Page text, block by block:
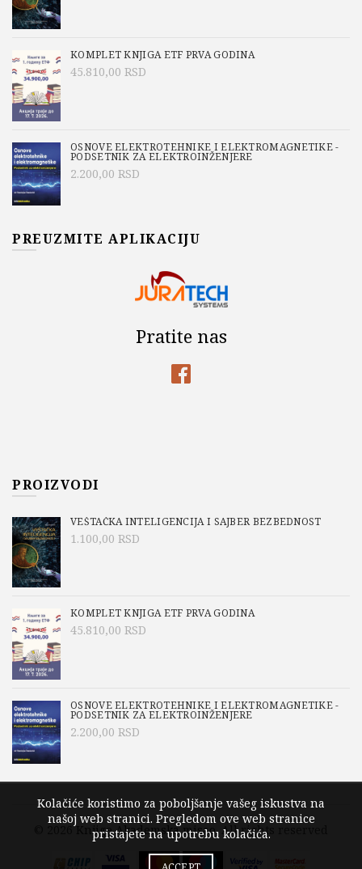
KOMPLET KNJIGA ETF PRVA GODINA
45.810,00 RSD
OSNOVE ELEKTROTEHNIKE I ELEKTROMAGNETIKE -
PODSETNIK ZA ELEKTROINŽENJERE
2.200,00 RSD
PREUZMITE APLIKACIJU
Pratite nas
PROIZVODI
VEŠTAČKA INTELIGENCIJA I SAJBER BEZBEDNOST
1.100,00 RSD
KOMPLET KNJIGA ETF PRVA GODINA
45.810,00 RSD
OSNOVE ELEKTROTEHNIKE I ELEKTROMAGNETIKE -
PODSETNIK ZA ELEKTROINŽENJERE
2.200,00 RSD
© 2026 Knjige Akademska misao. All rights reserved
Kolačiće koristimo za poboljšanje vašeg iskustva na
našoj web stranici. Pregledom ove web stranice
pristajete na upotrebu kolačića.